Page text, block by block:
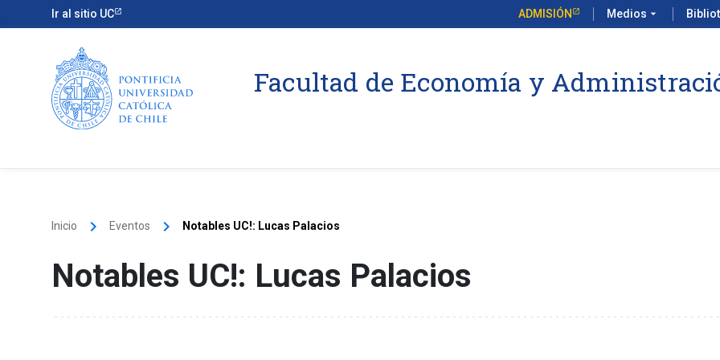
Ir al sitio UC ADMISIÓN Medios arrow_drop_down
Facultad de Economía y
Inicio keyboard_arrow_right Eventos keyboard_arrow_right Notables UC!: Lucas Palacios
Notables UC!: Lucas Palacios